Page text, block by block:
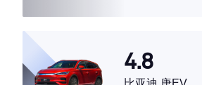
4.8